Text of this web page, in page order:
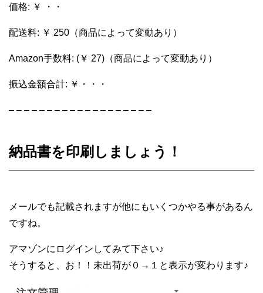
価格: ￥ ・・
配送料: ￥ 250 （商品によって変動あり）
Amazon手数料: ( ￥ 27) （商品によって変動あり）
振込金額合計: ￥・・・
– – – – – – – – – – – – – – – – – – –
納品書を印刷しましょう！
メールでも記載されますが他にもいくつかやる事があるん
ですね。
アマゾンにログインしてみて下さい♪
そうすると、お！！ 未出荷が０→１と表示が変わります♪